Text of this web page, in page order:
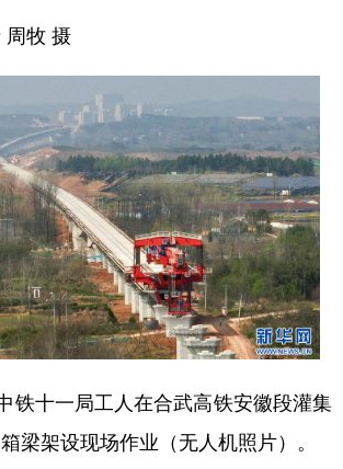
安徽
广西 海南 重庆
贵州 云南 西藏
甘肃 青海 宁夏
内蒙古 黑龙江
Español Français عربى
日本語 한국어
牧 摄
十一局工人在合武高铁安徽段灌集
梁架设现场作业（无人机照片）。